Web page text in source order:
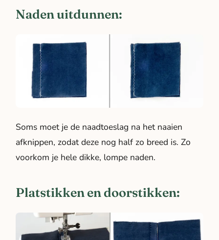
Naden uitdunnen:
Soms moet je de naadtoeslag na het naaien
afknippen, zodat deze nog half zo breed is. Zo
voorkom je hele dikke, lompe naden.
Platstikken en doorstikken: